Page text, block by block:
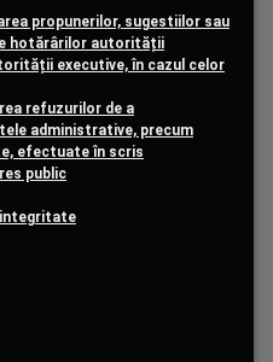
propunerilor, sugestiilor sau
hotărârilor autorității
executive, în cazul celor
refuzurilor de a
administrative, precum
efectuate în scris
public